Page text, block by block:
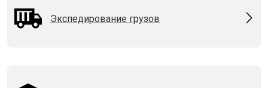
Экспедирование грузов